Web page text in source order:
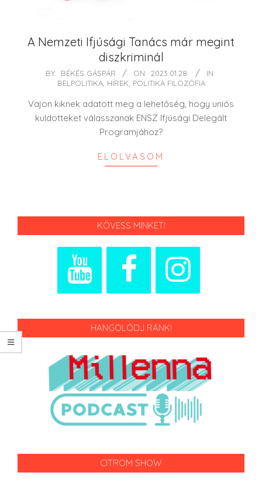
A Nemzeti Ifjúsági Tanács már megint
diszkriminál
2023-
28
BY: BÉKÉS GÁSPÁR ON: 2023.01.28.
IN:
BELPOLITIKA, HÍREK POLITIKA FILOZÓFIA
Vajon kiknek adatott meg a lehetőség, hogy uniós
küldötteket válasszanak ENSZ Ifjúsági Delegált
Programjához?
ELOLVASOM
KÖVESS MINKET!
HANGOLÓDJ RÁNK!
CITROM SHOW